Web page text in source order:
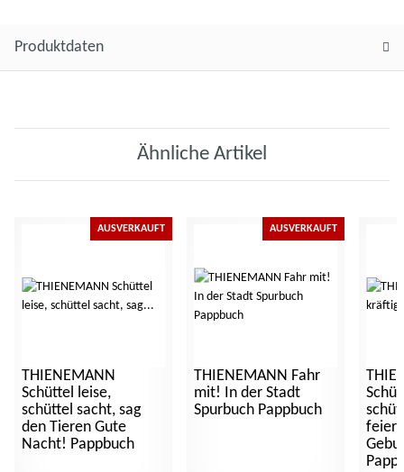
Produktdaten
Ähnliche Artikel
AUSVERKAUFT
THIENEMANN
Schüttel leise,
schüttel sacht, sag
den Tieren Gute
Nacht! Pappbuch
AUSVERKAUFT
THIENEMANN Fahr
mit! In der Stadt
Spurbuch Pappbuch